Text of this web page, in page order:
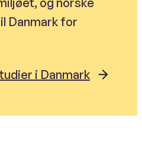
Danmark for
i Danmark